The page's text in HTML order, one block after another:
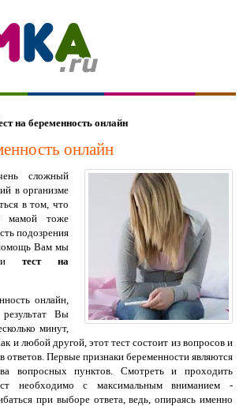
на беременность онлайн
онлайн
сложный
в организме
в том, что
мамой тоже
подозрения
Вам мы
тест на
онлайн,
Вы
минут,
и любой другой, этот тест состоит из вопросов и
ответов. Первые признаки беременности являются
вопросных пунктов. Смотреть и проходить
необходимо с максимальным вниманием -
при выборе ответа, ведь, опираясь именно